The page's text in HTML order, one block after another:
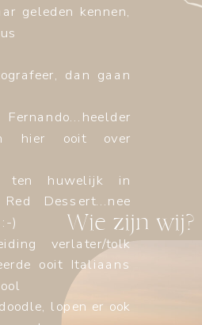
geleden kennen,
dan gaan
hier ooit over
ten huwelijk in
Dessert...nee
)
verlater/tolk
ooit Italiaans
lopen er ook
Wie zijn wij?